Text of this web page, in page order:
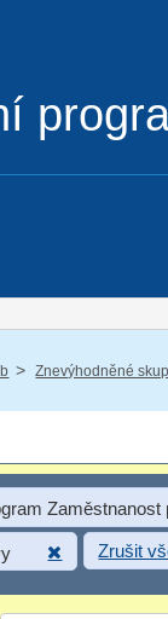
/ Znevýhodněné
Zaměstnanost
Zrušit